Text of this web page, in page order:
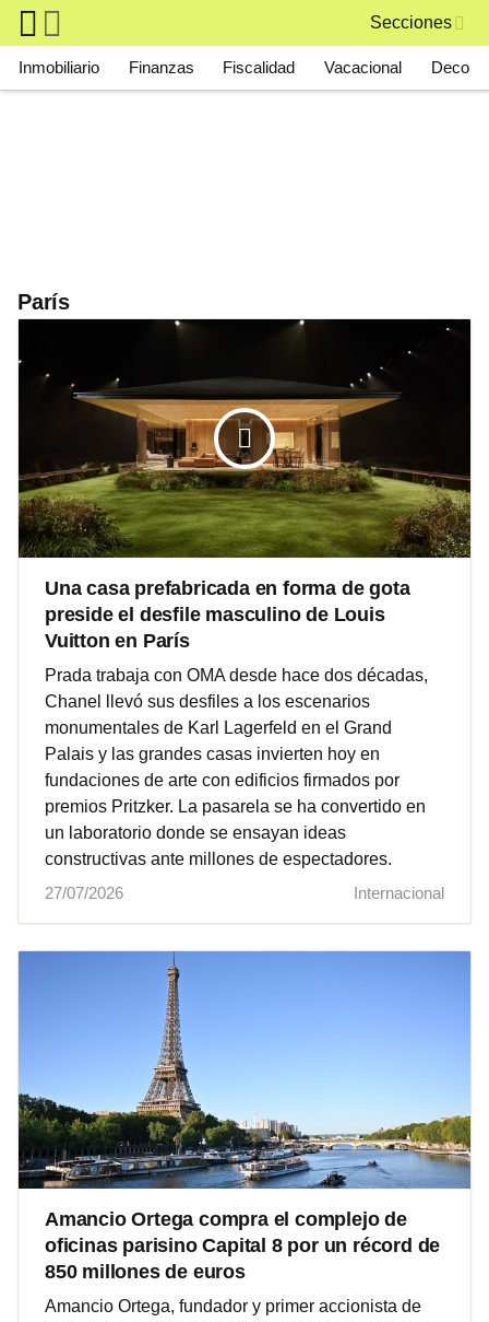
Skip to main content
Secciones
Main navigation
Inmobiliario Finanzas Fiscalidad Vacacional Deco
París
Una casa prefabricada en forma de gota
preside el desfile masculino de Louis
Vuitton en París
Prada trabaja con OMA desde hace dos décadas,
Chanel llevó sus desfiles a los escenarios
monumentales de Karl Lagerfeld en el Grand
Palais y las grandes casas invierten hoy en
fundaciones de arte con edificios firmados por
premios Pritzker. La pasarela se ha convertido en
un laboratorio donde se ensayan ideas
constructivas ante millones de espectadores.
27/07/2026
Internacional
Amancio Ortega compra el complejo de
oficinas parisino Capital 8 por un récord de
850 millones de euros
Amancio Ortega, fundador y primer accionista de